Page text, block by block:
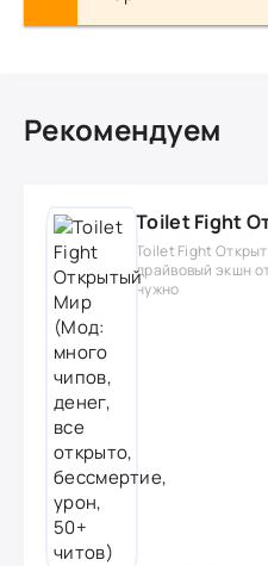
Рекомендуем
Toilet Fight
драйвовый экшн
нужно